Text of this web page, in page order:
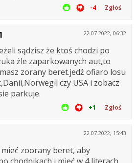
-4 Zgłoś
22.07.2022, 06:32
sądzisz że ktoś chodzi po
żle zaparkowanych aut,to
zorany beret.jedź ofiaro losu
czy USA i zobacz
parkuje.
+1 Zgłoś
22.07.2022, 15:43
zoorany beret, aby